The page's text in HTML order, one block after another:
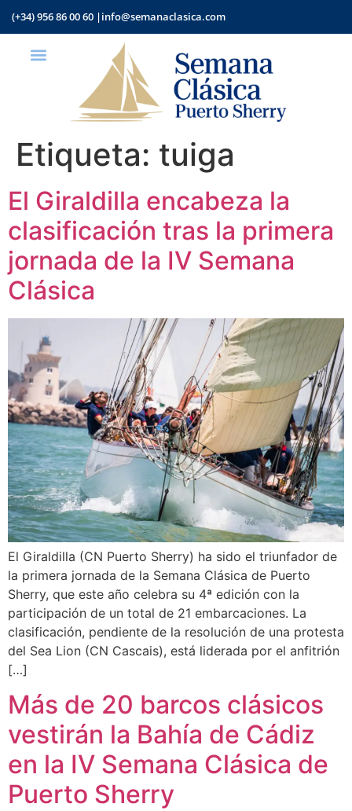
(+34) 956 86 00 60 |info@semanaclasica.com
Etiqueta: tuiga
El Giraldilla encabeza la
clasificación tras la primera
jornada de la IV Semana
Clásica
El Giraldilla (CN Puerto Sherry) ha sido el triunfador de
la primera jornada de la Semana Clásica de Puerto
Sherry, que este año celebra su 4ª edición con la
participación de un total de 21 embarcaciones. La
clasificación, pendiente de la resolución de una protesta
del Sea Lion (CN Cascais), está liderada por el anfitrión
[…]
Más de 20 barcos clásicos
vestirán la Bahía de Cádiz
en la IV Semana Clásica de
Puerto Sherry